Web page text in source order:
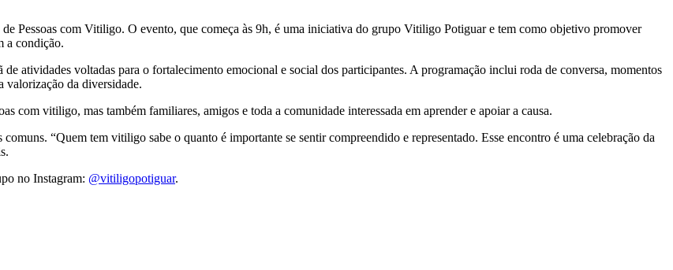
Pessoas com Vitiligo. O evento, que começa às 9h, é uma iniciativa do grupo Vitiligo Potiguar e tem como objetivo promover
a condição.
atividades voltadas para o fortalecimento emocional e social dos participantes. A programação inclui roda de conversa, momentos
valorização da diversidade.
com vitiligo, mas também familiares, amigos e toda a comunidade interessada em aprender e apoiar a causa.
“Quem tem vitiligo sabe o quanto é importante se sentir compreendido e representado. Esse encontro é uma celebração da
no Instagram: @vitiligopotiguar.